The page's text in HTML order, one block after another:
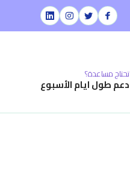
تحتاج مساعدة؟
دعم طول ايام الأسبوع